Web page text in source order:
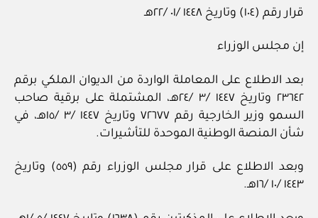
قرار رقم (١٠٤) وتاريخ ١٤٤٨ /٠١ /٢٢هـ
إن مجلس الوزراء
بعد الاطلاع على المعاملة الواردة من الديوان الملكي برقم
٢٣٦٤٢ وتاريخ ١٤٤٧ /٣ /٢٤هـ، المشتملة على برقية صاحب
السمو وزير الخارجية رقم ٧٢٦٧٧ وتاريخ ١٤٤٧ /٣ /١٥هـ، في
شأن المنصة الوطنية الموحدة للتأشيرات.
وبعد الاطلاع على قرار مجلس الوزراء رقم (٥٥٩) وتاريخ
١٤٤٣ /١٠ /١٦هـ.